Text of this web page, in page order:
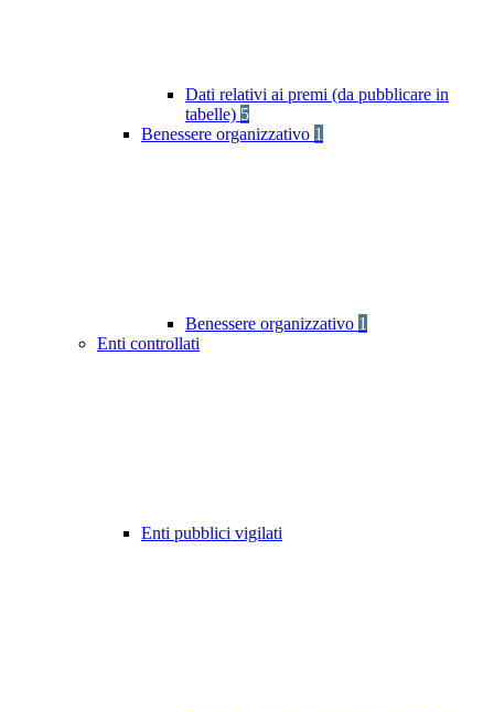
Dati relativi ai premi (da pubblicare in
tabelle) 5
Benessere organizzativo 1
Benessere organizzativo 1
Enti controllati
Enti pubblici vigilati